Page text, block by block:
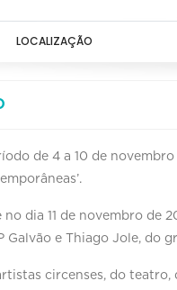
LOCALIZAÇÃO
de 4 a 10 de
dia 11 de novembro de
e Thiago Jole, do
circenses, do